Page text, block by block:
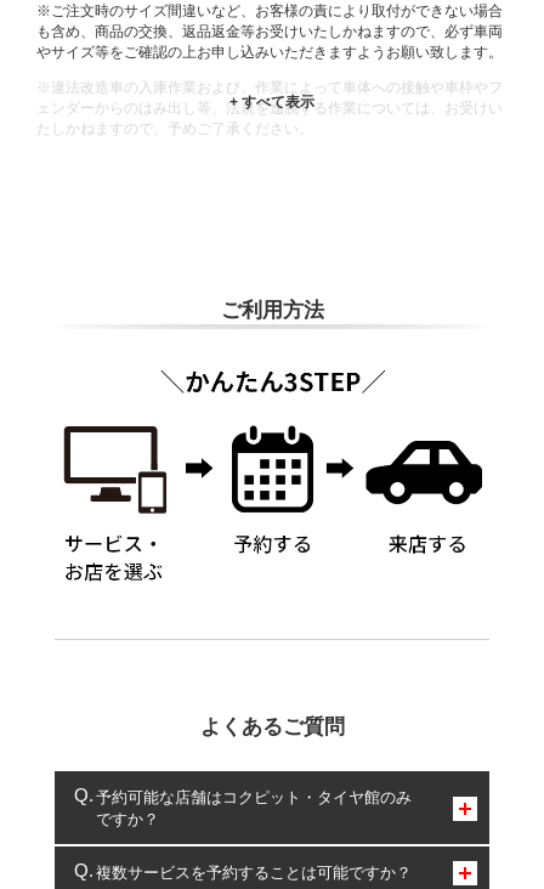
※ご注文時のサイズ間違いなど、お客様の責により取付ができない場合
も含め、商品の交換、返品返金等お受けいたしかねますので、必ず車両
やサイズ等をご確認の上お申し込みいただきますようお願い致します。
※違法改造車の入庫作業および、作業によって車体への接触や車枠やフ
ェンダーからのはみ出し等、法規を逸脱する作業については、お受けい
たしかねますので、予めご了承ください。
ご利用方法
よくあるご質問
予約可能な店舗はコクピット・タイヤ館のみ
ですか？
コクピット・タイヤ館のみとなります。
複数サービスを予約することは可能ですか？